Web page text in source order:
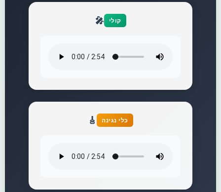
🎤 קולי
🎸 כלי נגינה